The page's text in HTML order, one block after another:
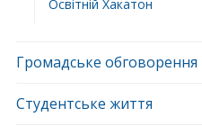
Освітній Хакатон
Громадське обговорення
Студентське життя